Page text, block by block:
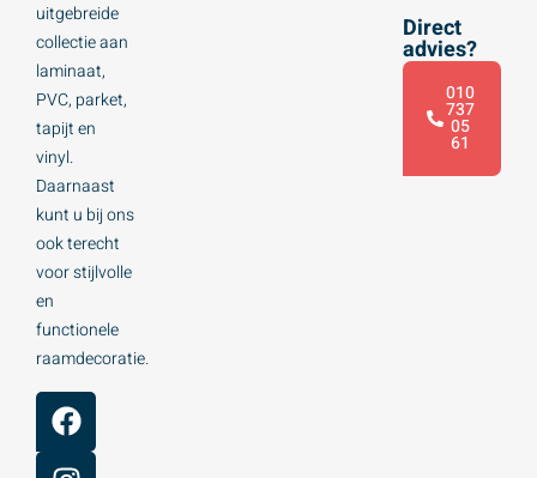
uitgebreide
collectie aan
laminaat,
PVC, parket,
tapijt en
vinyl.
Daarnaast
kunt u bij ons
ook terecht
voor stijlvolle
en
functionele
raamdecoratie.
Direct
advies?
010
737
05
61